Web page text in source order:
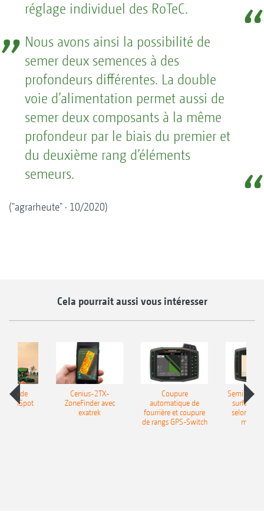
réglage individuel des RoTeC.
Nous avons ainsi la possibilité de
semer deux semences à des
profondeurs différentes. La double
voie d’alimentation permet aussi de
semer deux composants à la même
profondeur par le biais du premier et
du deuxième rang d’éléments
semeurs.
("agrarheute" · 10/2020)
Cela pourrait aussi vous intéresser
de
FertiSpot
Cenius-2TX-
ZoneFinder avec
exatrek
Coupure
automatique de
fourrière et coupure
de rangs GPS-Switch
Semis
surface
selon les